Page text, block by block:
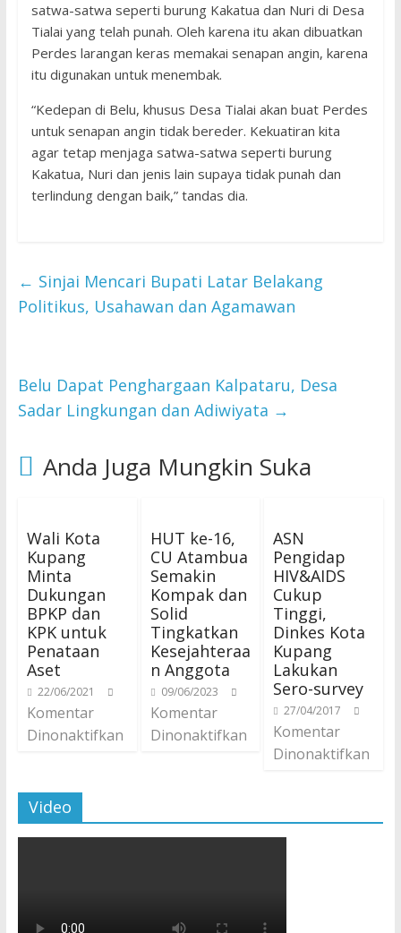
satwa-satwa seperti burung Kakatua dan Nuri di Desa
Tialai yang telah punah. Oleh karena itu akan dibuatkan
Perdes larangan keras memakai senapan angin, karena
itu digunakan untuk menembak.
“Kedepan di Belu, khusus Desa Tialai akan buat Perdes
untuk senapan angin tidak bereder. Kekuatiran kita
agar tetap menjaga satwa-satwa seperti burung
Kakatua, Nuri dan jenis lain supaya tidak punah dan
terlindung dengan baik,” tandas dia.
← Sinjai Mencari Bupati Latar Belakang
Politikus, Usahawan dan Agamawan
Belu Dapat Penghargaan Kalpataru, Desa
Sadar Lingkungan dan Adiwiyata →
Anda Juga Mungkin Suka
Wali Kota
Kupang
Minta
Dukungan
BPKP dan
KPK untuk
Penataan
Aset
22/06/2021
Komentar
Dinonaktifkan
HUT ke-16,
CU Atambua
Semakin
Kompak dan
Solid
Tingkatkan
Kesejahteraa
n Anggota
09/06/2023
Komentar
Dinonaktifkan
ASN
Pengidap
HIV&AIDS
Cukup
Tinggi,
Dinkes Kota
Kupang
Lakukan
Sero-survey
27/04/2017
Komentar
Dinonaktifkan
Video